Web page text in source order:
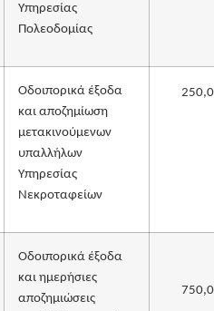
Υπηρεσίας
Πολεοδομίας
Οδοιπορικά έξοδα
και αποζημίωση
μετακινούμενων
υπαλλήλων
Υπηρεσίας
Νεκροταφείων
Οδοιπορικά έξοδα
και ημερήσιες
αποζημιώσεις